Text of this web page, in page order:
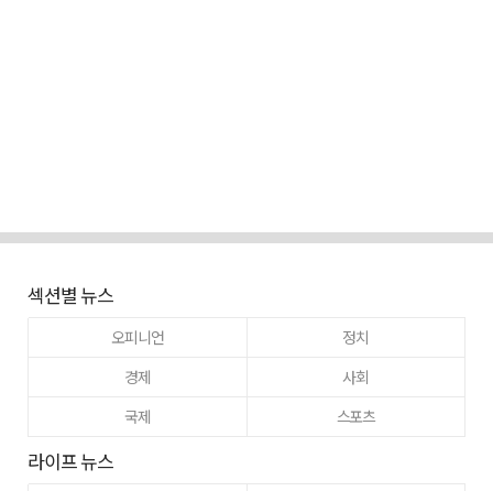
섹션별 뉴스
오피니언
정치
경제
사회
국제
스포츠
라이프 뉴스